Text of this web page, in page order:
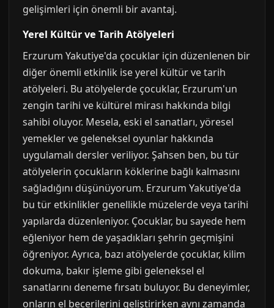
gelişimleri için önemli bir avantaj.
Yerel Kültür ve Tarih Atölyeleri
Erzurum Yakutiye'da çocuklar için düzenlenen bir
diğer önemli etkinlik ise yerel kültür ve tarih
atölyeleri. Bu atölyelerde çocuklar, Erzurum'un
zengin tarihi ve kültürel mirası hakkında bilgi
sahibi oluyor. Mesela, eski el sanatları, yöresel
yemekler ve geleneksel oyunlar hakkında
uygulamalı dersler veriliyor. Şahsen ben, bu tür
atölyelerin çocukların köklerine bağlı kalmasını
sağladığını düşünüyorum. Erzurum Yakutiye'da
bu tür etkinlikler genellikle müzelerde veya tarihi
yapılarda düzenleniyor. Çocuklar, bu sayede hem
eğleniyor hem de yaşadıkları şehrin geçmişini
öğreniyor. Ayrıca, bazı atölyelerde çocuklar, kilim
dokuma, bakır işleme gibi geleneksel el
sanatlarını deneme fırsatı buluyor. Bu deneyimler,
onların el becerilerini geliştirirken aynı zamanda